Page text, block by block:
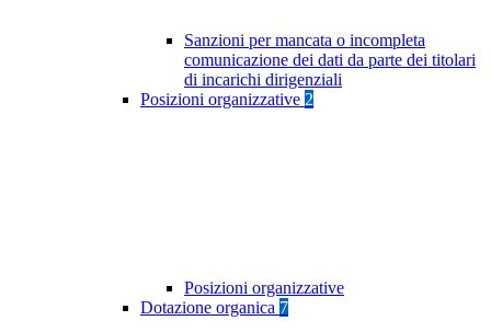
Sanzioni per mancata o incompleta
comunicazione dei dati da parte dei titolari
di incarichi dirigenziali
Posizioni organizzative 2
Posizioni organizzative
Dotazione organica 7